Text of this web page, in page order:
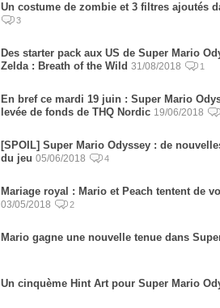
Un costume de zombie et 3 filtres ajoutés
3
Des starter pack aux US de Super Mario
Zelda : Breath of the Wild 31/08/2018 1
En bref ce mardi 19 juin : Super Mario
levée de fonds de THQ Nordic 19/06/2018
[SPOIL] Super Mario Odyssey : de
du jeu 05/06/2018 4
Mariage royal : Mario et Peach tentent de
03/05/2018 2
Mario gagne une nouvelle tenue dans
Un cinquème Hint Art pour Super Mario